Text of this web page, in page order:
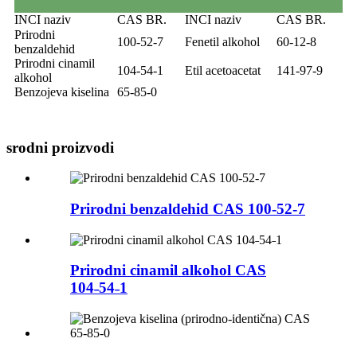
INCI naziv CAS BR. INCI naziv
CAS BR.
Prirodni
benzaldehid
100-52-7 Fenetil alkohol
60-12-8
Prirodni cinamil
alkohol
104-54-1 Etil acetoacetat
141-97-9
Benzojeva kiselina
65-85-0
srodni proizvodi
Prirodni benzaldehid CAS 100-52-7
Prirodni cinamil alkohol CAS
104˗54˗1